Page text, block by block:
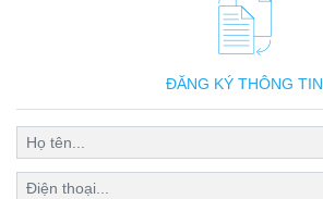
ĐĂNG KÝ THÔNG TIN